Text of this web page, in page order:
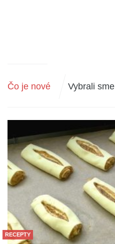
Čo je nové Vybrali sme
RECEPTY